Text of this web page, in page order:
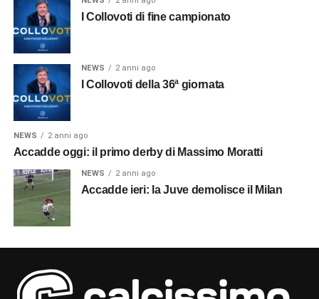
I Collovoti di fine campionato
NEWS 2 anni ago
I Collovoti della 36ª giornata
NEWS 2 anni ago
Accadde oggi: il primo derby di Massimo Moratti
NEWS 2 anni ago
Accadde ieri: la Juve demolisce il Milan